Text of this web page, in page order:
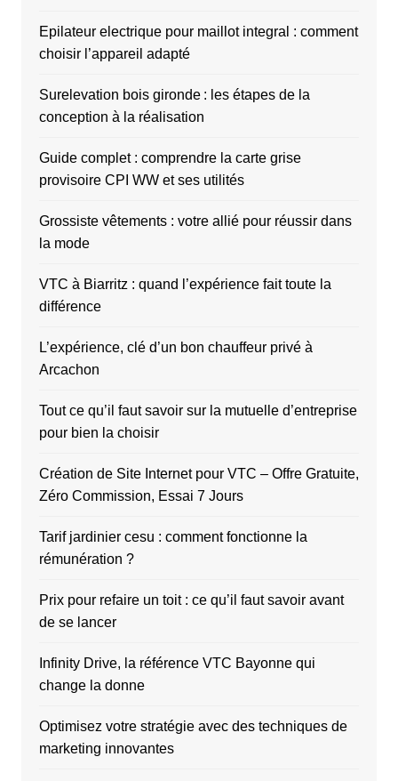
Epilateur electrique pour maillot integral : comment
choisir l’appareil adapté
Surelevation bois gironde : les étapes de la
conception à la réalisation
Guide complet : comprendre la carte grise
provisoire CPI WW et ses utilités
Grossiste vêtements : votre allié pour réussir dans
la mode
VTC à Biarritz : quand l’expérience fait toute la
différence
L’expérience, clé d’un bon chauffeur privé à
Arcachon
Tout ce qu’il faut savoir sur la mutuelle d’entreprise
pour bien la choisir
Création de Site Internet pour VTC – Offre Gratuite,
Zéro Commission, Essai 7 Jours
Tarif jardinier cesu : comment fonctionne la
rémunération ?
Prix pour refaire un toit : ce qu’il faut savoir avant
de se lancer
Infinity Drive, la référence VTC Bayonne qui
change la donne
Optimisez votre stratégie avec des techniques de
marketing innovantes